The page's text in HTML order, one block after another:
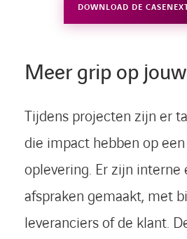
DOWNLOAD DE
Meer grip op
Tijdens projecten zijn er
die impact hebben op
oplevering. Er zijn interne
afspraken gemaakt, met
leveranciers of de klant.